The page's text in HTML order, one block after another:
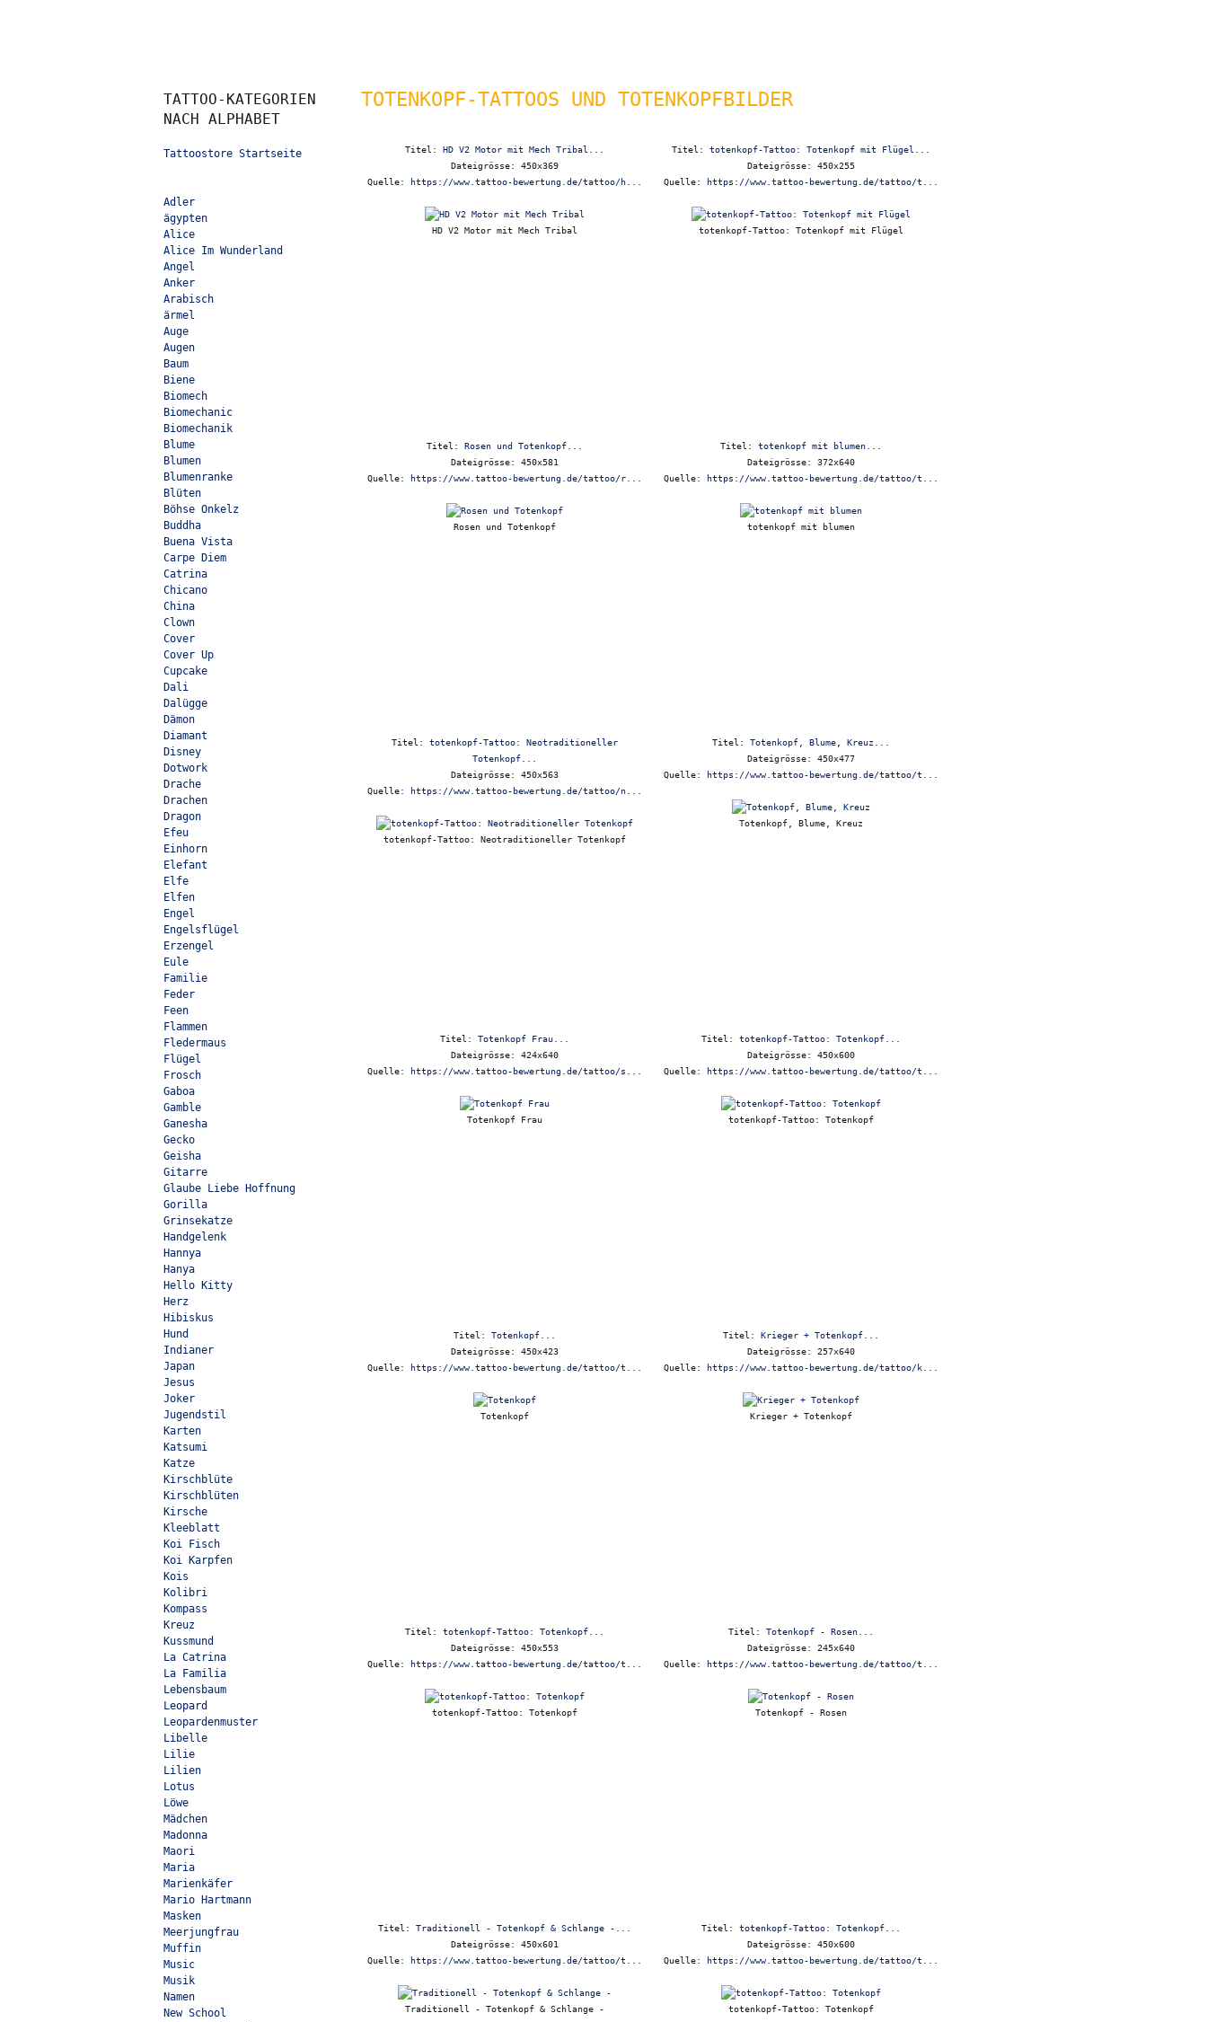
TATTOO-KATEGORIEN
NACH ALPHABET
Tattoostore Startseite
Adler
ägypten
Alice
Alice Im Wunderland
Angel
Anker
Arabisch
ärmel
Auge
Augen
Baum
Biene
Biomech
Biomechanic
Biomechanik
Blume
Blumen
Blumenranke
Blüten
Böhse Onkelz
Buddha
Buena Vista
Carpe Diem
Catrina
Chicano
China
Clown
Cover
Cover Up
Cupcake
Dali
Dalügge
Dämon
Diamant
Disney
Dotwork
Drache
Drachen
Dragon
Efeu
Einhorn
Elefant
Elfe
Elfen
Engel
Engelsflügel
Erzengel
Eule
Familie
Feder
Feen
Flammen
Fledermaus
Flügel
Frosch
Gaboa
Gamble
Ganesha
Gecko
Geisha
Gitarre
Glaube Liebe Hoffnung
Gorilla
Grinsekatze
Handgelenk
Hannya
Hanya
Hello Kitty
Herz
Hibiskus
Hund
Indianer
Japan
Jesus
Joker
Jugendstil
Karten
Katsumi
Katze
Kirschblüte
Kirschblüten
Kirsche
Kleeblatt
Koi Fisch
Koi Karpfen
Kois
Kolibri
Kompass
Kreuz
Kussmund
La Catrina
La Familia
Lebensbaum
Leopard
Leopardenmuster
Libelle
Lilie
Lilien
Lotus
Löwe
Mädchen
Madonna
Maori
Maria
Marienkäfer
Mario Hartmann
Masken
Meerjungfrau
Muffin
Music
Musik
Namen
New School
TOTENKOPF-TATTOOS UND TOTENKOPFBILDER
Titel: HD V2 Motor mit Mech Tribal...
Dateigrösse: 450x369
Quelle: https://www.tattoo-bewertung.de/tattoo/h...
HD V2 Motor mit Mech Tribal
Titel: totenkopf-Tattoo: Totenkopf mit Flügel...
Dateigrösse: 450x255
Quelle: https://www.tattoo-bewertung.de/tattoo/t...
totenkopf-Tattoo: Totenkopf mit Flügel
Titel: Rosen und Totenkopf...
Dateigrösse: 450x581
Quelle: https://www.tattoo-bewertung.de/tattoo/r...
Rosen und Totenkopf
Titel: totenkopf mit blumen...
Dateigrösse: 372x640
Quelle: https://www.tattoo-bewertung.de/tattoo/t...
totenkopf mit blumen
Titel: totenkopf-Tattoo: Neotraditioneller
Totenkopf...
Dateigrösse: 450x563
Quelle: https://www.tattoo-bewertung.de/tattoo/n...
totenkopf-Tattoo: Neotraditioneller Totenkopf
Titel: Totenkopf, Blume, Kreuz...
Dateigrösse: 450x477
Quelle: https://www.tattoo-bewertung.de/tattoo/t...
Totenkopf, Blume, Kreuz
Titel: Totenkopf Frau...
Dateigrösse: 424x640
Quelle: https://www.tattoo-bewertung.de/tattoo/s...
Totenkopf Frau
Titel: totenkopf-Tattoo: Totenkopf...
Dateigrösse: 450x600
Quelle: https://www.tattoo-bewertung.de/tattoo/t...
totenkopf-Tattoo: Totenkopf
Titel: Totenkopf...
Dateigrösse: 450x423
Quelle: https://www.tattoo-bewertung.de/tattoo/t...
Totenkopf
Titel: Krieger + Totenkopf...
Dateigrösse: 257x640
Quelle: https://www.tattoo-bewertung.de/tattoo/k...
Krieger + Totenkopf
Titel: totenkopf-Tattoo: Totenkopf...
Dateigrösse: 450x553
Quelle: https://www.tattoo-bewertung.de/tattoo/t...
totenkopf-Tattoo: Totenkopf
Titel: Totenkopf - Rosen...
Dateigrösse: 245x640
Quelle: https://www.tattoo-bewertung.de/tattoo/t...
Totenkopf - Rosen
Titel: Traditionell - Totenkopf & Schlange -...
Dateigrösse: 450x601
Quelle: https://www.tattoo-bewertung.de/tattoo/t...
Traditionell - Totenkopf & Schlange -
Titel: totenkopf-Tattoo: Totenkopf...
Dateigrösse: 450x600
Quelle: https://www.tattoo-bewertung.de/tattoo/t...
totenkopf-Tattoo: Totenkopf